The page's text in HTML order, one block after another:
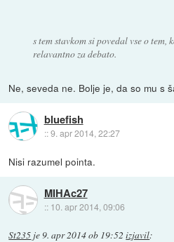
s tem stavkom si povedal vse o tem,
relavantno za debato.
Ne, seveda ne. Bolje je, da so mu s
bluefish
::9. apr 2014, 22:27
Nisi razumel pointa.
MIHAc27
:: 10. apr 2014, 09:06
St235 je9. apr 2014 ob 19:52 izjavil: